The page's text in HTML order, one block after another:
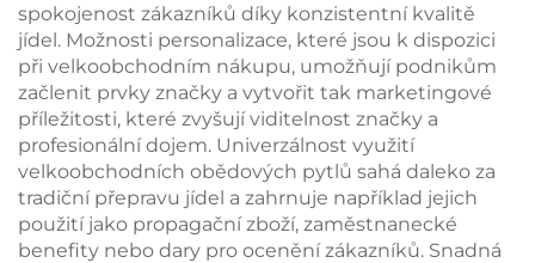
spokojenost zákazníků díky konzistentní kvalitě
jídel. Možnosti personalizace, které jsou k dispozici
při velkoobchodním nákupu, umožňují podnikům
začlenit prvky značky a vytvořit tak marketingové
příležitosti, které zvyšují viditelnost značky a
profesionální dojem. Univerzálnost využití
velkoobchodních obědových pytlů sahá daleko za
tradiční přepravu jídel a zahrnuje například jejich
použití jako propagační zboží, zaměstnanecké
benefity nebo dary pro ocenění zákazníků. Snadná